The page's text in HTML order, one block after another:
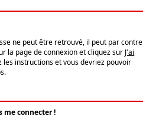
ne peut être retrouvé, il peut par contre
la page de connexion et cliquez sur J'ai
les instructions et vous devriez pouvoir
me connecter !